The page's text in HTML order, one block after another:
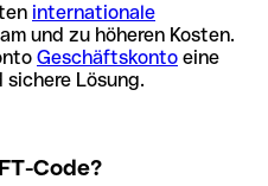
internationale
und zu höheren Kosten.
Geschäftskonto eine
Lösung.
Code?